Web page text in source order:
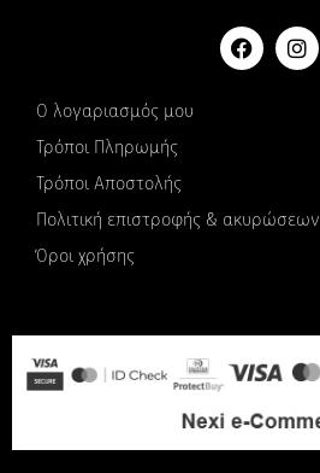
Ο λογαριασμός μου
Τρόποι Πληρωμής
Τρόποι Αποστολής
Πολιτική επιστροφής & ακυρώσεων
Όροι χρήσης